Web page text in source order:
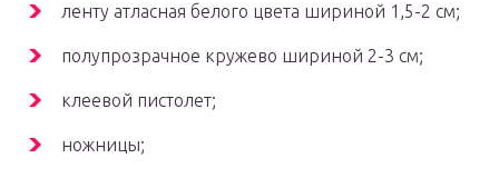
ленту атласная белого цвета шириной 1,5-2 см;
полупрозрачное кружево шириной 2-3 см;
клеевой пистолет;
ножницы;